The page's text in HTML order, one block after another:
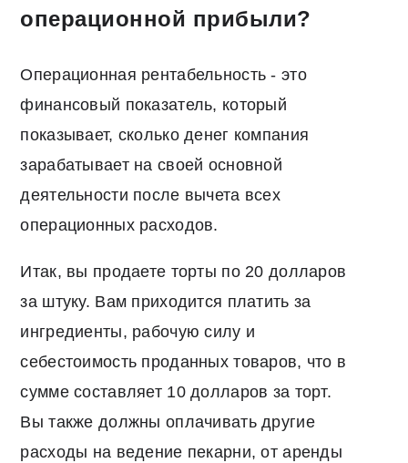
операционной прибыли?
Операционная рентабельность - это
финансовый показатель, который
показывает, сколько денег компания
зарабатывает на своей основной
деятельности после вычета всех
операционных расходов.
Итак, вы продаете торты по 20 долларов
за штуку. Вам приходится платить за
ингредиенты, рабочую силу и
себестоимость проданных товаров, что в
сумме составляет 10 долларов за торт.
Вы также должны оплачивать другие
расходы на ведение пекарни, от аренды